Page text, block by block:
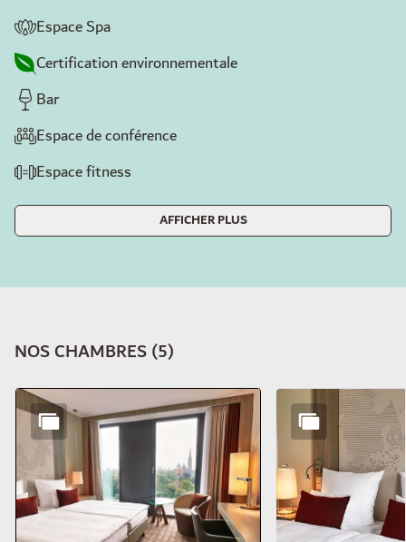
Espace Spa
Certification environnementale
Bar
Espace de conférence
Espace fitness
AFFICHER PLUS
NOS CHAMBRES(5)
Diapositive 1 de 5